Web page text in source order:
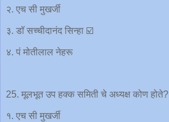
२. एच सी मुखर्जी
३. डॉ सच्चीदानंद सिन्हा ☑️
४. पं मोतीलाल नेहरू
25. मूलभूत उप हक्क समिती चे अध्यक्ष कोण होते?
१. एच सी मुखर्जी